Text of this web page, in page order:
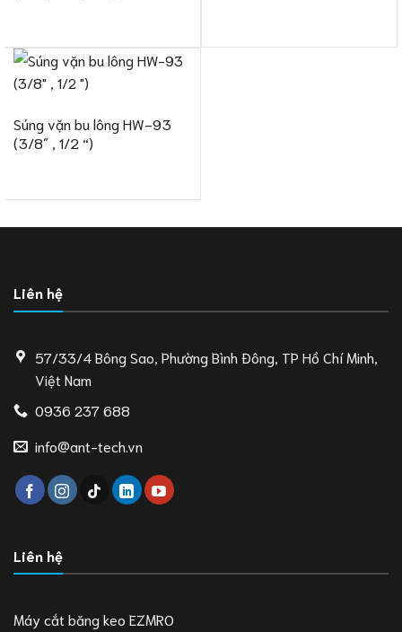
Súng vặn bu lông HW-93
(3/8″ , 1/2 “)
Liên hệ
57/33/4 Bông Sao, Phường Bình Đông, TP Hồ Chí Minh,
Việt Nam
0936 237 688
info@ant-tech.vn
Liên hệ
Máy cắt băng keo EZMRO